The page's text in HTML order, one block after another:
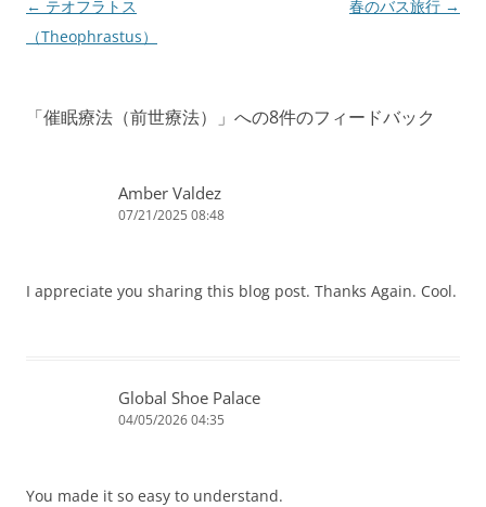
投
稿
← テオフラトス
（Theophrastus）
春のバス旅行 →
「催眠療法（前世療法） 」への8件のフィードバック
Amber Valdez
07/21/2025 08:48
I appreciate you sharing this blog post. Thanks Again. Cool.
Global Shoe Palace
04/05/2026 04:35
You made it so easy to understand.